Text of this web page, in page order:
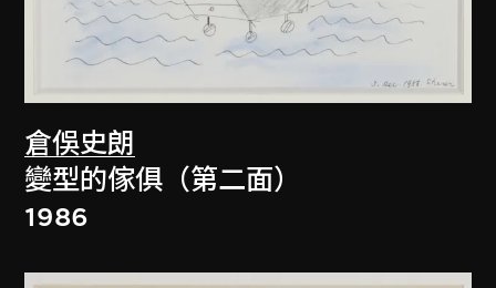
倉俁史朗
變型的傢俱（第二面）
1986